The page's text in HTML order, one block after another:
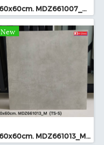
60x60cm. MDZ661007_M (TS-I)
New
60x60cm. MDZ661013_M (TS-I)